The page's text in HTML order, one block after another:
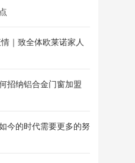
｜致全体欧莱诺家人
招纳铝合金门窗加盟
今的时代需要更多的努